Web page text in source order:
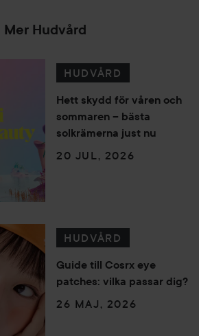
Mer Hudvård
HUDVÅRD
Hett skydd för våren och
sommaren – bästa
solkrämerna just nu
20 JUL, 2026
HUDVÅRD
Guide till Cosrx eye
patches: vilka passar dig?
26 MAJ, 2026